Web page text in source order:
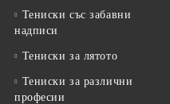
Тениски със забавни
надписи
Тениски за лятото
Тениски за различни
професии